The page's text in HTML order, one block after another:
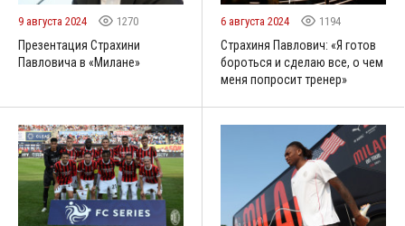
9 августа 2024 1270
Презентация Страхини
Павловича в «Милане»
6 августа 2024 1194
Страхиня Павлович: «Я готов
бороться и сделаю все, о чем
меня попросит тренер»